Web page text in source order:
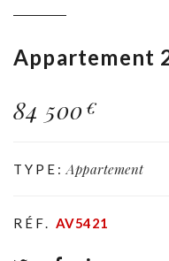
Appartement
84 500 €
TYPE: Appartement
RÉF. AV5421